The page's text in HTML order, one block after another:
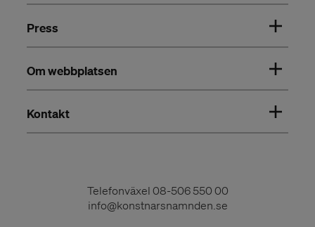
Press
Om webbplatsen
Kontakt
Telefonväxel 08-506 550 00
info@konstnarsnamnden.se